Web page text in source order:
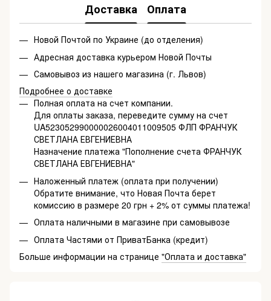
Доставка Оплата
Новой Почтой по Украине (до отделения)
Адресная доставка курьером Новой Почты
Самовывоз из нашего магазина (г. Львов)
Подробнее о доставке
Полная оплата на счет компании.
Для оплаты заказа, переведите сумму на счет
UA523052990000026004011009505 ФЛП ФРАНЧУК
СВЕТЛАНА ЕВГЕНИЕВНА
Назначение платежа "Пополнение счета ФРАНЧУК
СВЕТЛАНА ЕВГЕНИЕВНА"
Наложенный платеж (оплата при получении)
Обратите внимание, что Новая Почта берет
комиссию в размере 20 грн + 2% от суммы платежа!
Оплата наличными в магазине при самовывозе
Оплата Частями от ПриватБанка (кредит)
Больше информации на странице "Оплата и доставка"